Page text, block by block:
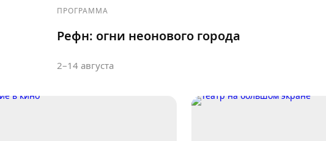
ПРОГРАММА
Рефн: огни неонового города
2–14 августа